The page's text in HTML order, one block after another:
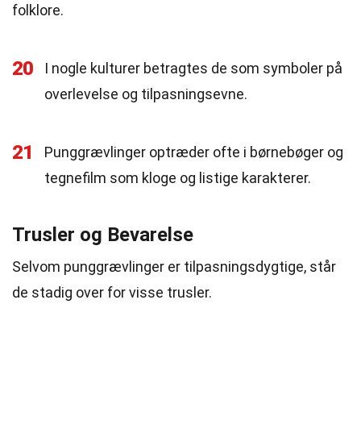
folklore.
20
I nogle kulturer betragtes de som symboler på
overlevelse og tilpasningsevne.
21
Punggrævlinger optræder ofte i børnebøger og
tegnefilm som kloge og listige karakterer.
Trusler og Bevarelse
Selvom punggrævlinger er tilpasningsdygtige, står
de stadig over for visse trusler.